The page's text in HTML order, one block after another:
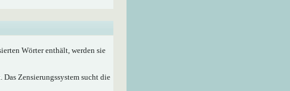
Wörter enthält, werden sie
Zensierungssystem sucht die